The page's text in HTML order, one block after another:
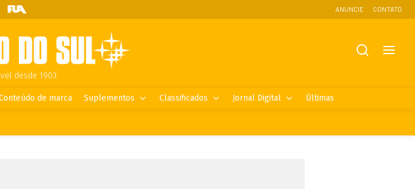
ANUNCIE CONTATO
desde 1903.
de marca Suplementos Classificados Jornal Digital Últimas